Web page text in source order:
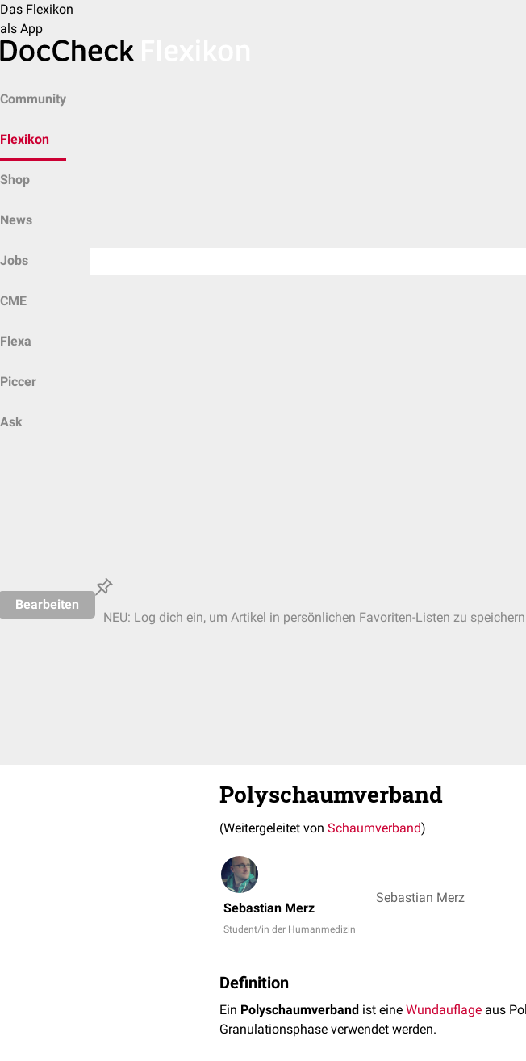
Das Flexikon
als App
Community
Flexikon
Shop
News
Jobs
CME
Flexa
Piccer
Ask
Bearbeiten
NEU: Log dich ein, um Artikel in persönlichen Favoriten-Listen zu
Polyschaumverband
(Weitergeleitet von Schaumverband)
Sebastian Merz
Student/in der Humanmedizin
Sebastian Merz
Definition
Ein Polyschaumverband ist eine Wundauflage aus
Granulationsphase verwendet werden.